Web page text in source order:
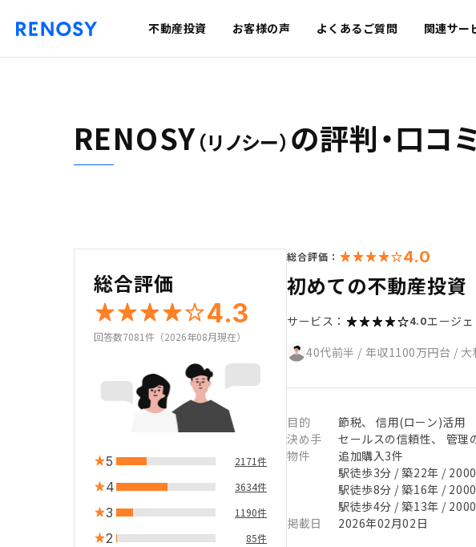
不動産投資 お客様の声 よくあるご質問 関連サー
RENOSY（リノシー） の評判・口コミ
総合評価
4.3
回答数7081件（2026年08月現在）
5 2171件
4 3634件
3 1190件
2 85件
総合評価： 4.0
初めての不動産投資
サービス： 4.0エージェ
40代前半 / 年収1100万円台 / 大
目的
節税、 信用(ローン)活用
決め手
セールスの信頼性、 管理
物件
追加購入3件
駅徒歩3分 / 築22年 /
駅徒歩8分 / 築16年 /
駅徒歩4分 / 築13年 /
掲載日
2026年02月02日